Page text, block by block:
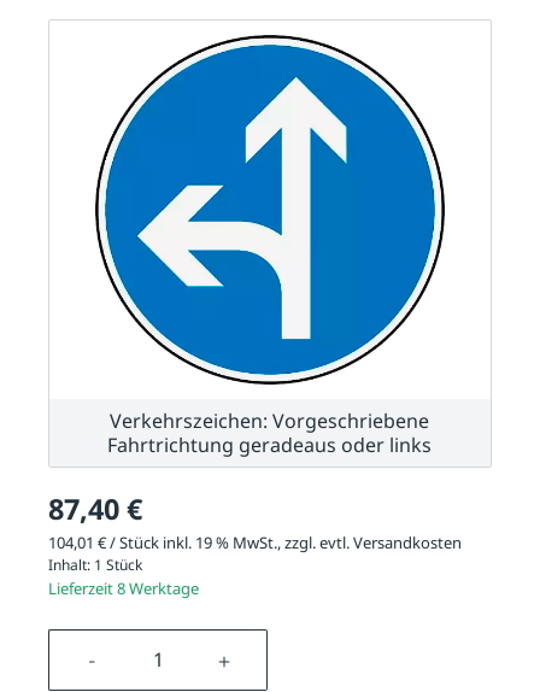
87,40 €
104,01 € / Stück inkl. 19 % MwSt., zzgl. evtl.Versandkosten
Inhalt: 1 Stück
Lieferzeit 8 Werktage
Produkt Anzahl: Gib den
Verkehrszeichen: Vorgeschriebene
Fahrtrichtung geradeaus oder links